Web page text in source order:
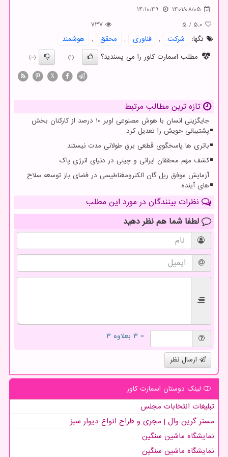
1401/08/05
14:10:49
5.0
/
5
737
تگها:
شركت , فناوری , محقق ,
هوشمند
مطلب اسمارت کاور را می پسندید؟
(1)
(0)
X
تازه ترین مطالب مرتبط
جایگزینی انسان با هوش مصنوعی اوبر 10 درصد از کارکنان بخش
پشتیبانی خویش را تعدیل کرد
باتری ها پاسخگوی قطعی برق طولانی مدت نیستند
کشف مهم محققان ایرانی و چینی در دنیای انرژی پاک
آزمایش موفق ریل گان الکترومغناطیسی در فضای باز توسعه سلاح
های آینده
نظرات بینندگان در مورد این مطلب
لطفا شما هم نظر دهید
= ۳ بعلاوه ۳
ارسال نظر
لینک دوستان اسمارت كاور
تبلیغات انتخابات مجلس
مستر گرین وال | مجری و طراح انواع دیوار سبز
نمایشگاه ماشین سنگین
نمایشگاه ماشین سنگین